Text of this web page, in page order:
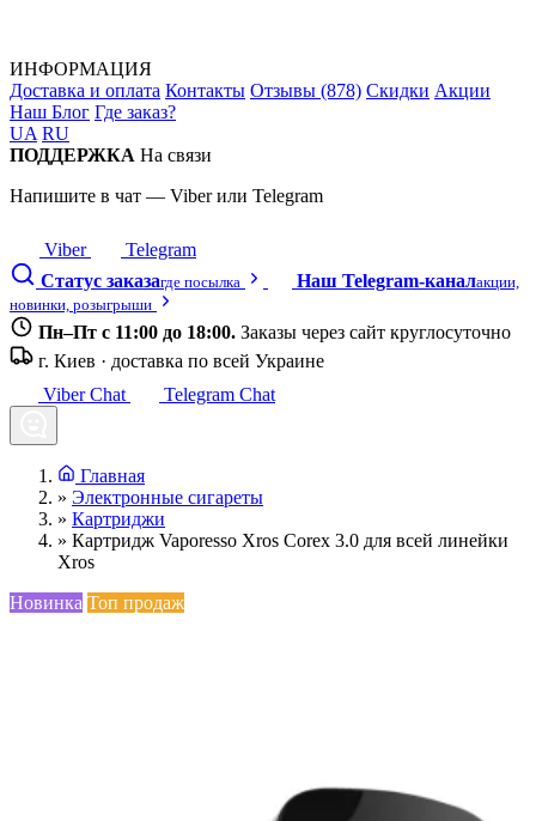
ИНФОРМАЦИЯ
Доставка и оплата Контакты Отзывы (878) Скидки Акции
Наш Блог Где заказ?
UA RU
ПОДДЕРЖКА На связи
Напишите в чат — Viber или Telegram
Viber
Telegram
Статус заказагде посылка Наш Telegram-каналакции,
новинки, розыгрыши
Пн–Пт с 11:00 до 18:00. Заказы через сайт круглосуточно
г. Киев · доставка по всей Украине
Viber Chat
Telegram Chat
Главная
» Электронные сигареты
» Картриджи
» Картридж Vaporesso Xros Corex 3.0 для всей линейки
Xros
Новинка Топ продаж